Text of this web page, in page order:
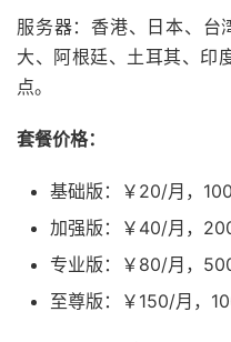
服务器：香港、日本、台
大、阿根廷、土耳其、印
点。
套餐价格：
基础版：￥20/月，
加强版：￥40/月，
专业版：￥80/月，
至尊版：￥150/月，